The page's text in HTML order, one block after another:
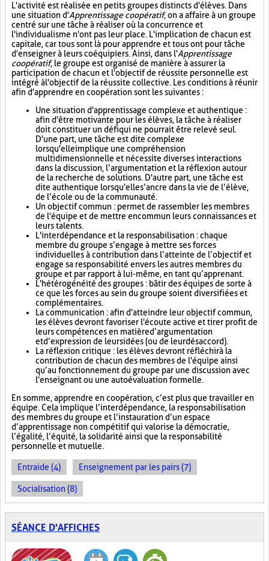
L'activité est réalisée en petits groupes distincts d'élèves. Dans
une situation d'Apprentissage coopératif, on a affaire à un groupe
centré sur une tâche à réaliser où la concurrence et
l'individualisme n'ont pas leur place. L'implication de chacun est
capitale, car tous sont là pour apprendre et tous ont pour tâche
d'enseigner à leurs coéquipiers. Ainsi, dans l'Apprentissage
coopératif, le groupe est organisé de manière à assurer la
participation de chacun et l'objectif de réussite personnelle est
intégré à l'objectif de la réussite collective. Les conditions à réunir
afin d'apprendre en coopération sont les suivantes :
Une situation d'apprentissage complexe et authentique :
afin d'être motivante pour les élèves, la tâche à réaliser
doit constituer un défi qui ne pourrait être relevé seul.
D'une part, une tâche est dite complexe
lorsqu'elle implique une compréhension
multidimensionnelle et nécessite diverses interactions
dans la discussion, l’argumentation et la réflexion autour
de la recherche de solutions. D'autre part, une tâche est
dite authentique lorsqu'elle s’ancre dans la vie de l’élève,
de l’école ou de la communauté.
Un objectif commun : permet de rassembler les membres
de l'équipe et de mettre en commun leurs connaissances et
leurs talents.
L'interdépendance et la responsabilisation : chaque
membre du groupe s’engage à mettre ses forces
individuelles à contribution dans l’atteinte de l’objectif et
engage sa responsabilité envers les autres membres du
groupe et par rapport à lui-même, en tant qu’apprenant.
L'hétérogénéité des groupes : bâtir des équipes de sorte à
ce que les forces au sein du groupe soient diversifiées et
complémentaires.
La communication : afin d'atteindre leur objectif commun,
les élèves devront favoriser l'écoute active et tirer profit de
leurs compétences en matière d’argumentation
et d’expression de leurs idées (ou de leur désaccord).
La réflexion critique : les élèves devront réfléchir à la
contribution de chacun des membres de l'équipe ainsi
qu’au fonctionnement du groupe par une discussion avec
l'enseignant ou une autoévaluation formelle.
En somme, apprendre en coopération, c’est plus que travailler en
équipe. Cela implique l’interdépendance, la responsabilisation
des membres du groupe et l’instauration d’un espace
d’apprentissage non compétitif qui valorise la démocratie,
l’égalité, l’équité, la solidarité ainsi que la responsabilité
personnelle et mutuelle.
Entraide (4) Enseignement par les pairs (7)
Socialisation (8)
SÉANCE D'AFFICHES